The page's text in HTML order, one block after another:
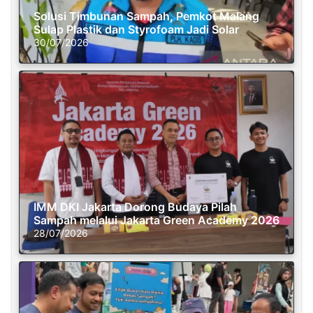
Solusi Timbunan Sampah, Pemkot Malang
Sulap Plastik dan Styrofoam Jadi Solar
30/07/2026
IMM DKI Jakarta Dorong Budaya Pilah
Sampah melalui Jakarta Green Academy 2026
28/07/2026